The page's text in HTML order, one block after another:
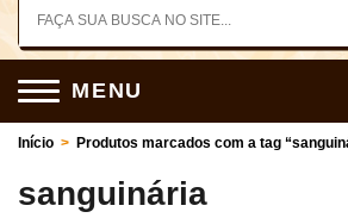
MENU
Início > Produtos marcados com a tag
sanguinária